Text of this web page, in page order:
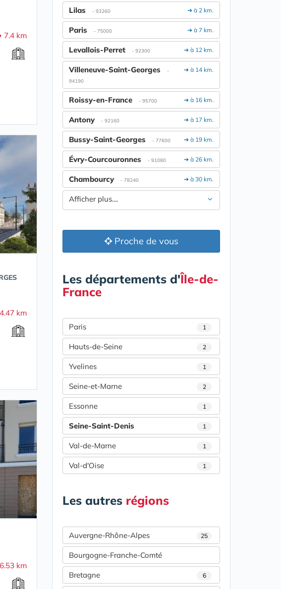
7.4 km
km
km
➔ à 2 km.
Lilas - 93260
➔ à 7 km.
Paris - 75000
➔ à 12 km.
Levallois-Perret - 92300
➔ à 14 km.
Villeneuve-Saint-Georges
-
94190
➔ à 16 km.
Roissy-en-France - 95700
➔ à 17 km.
Antony - 92160
➔ à 19 km.
Bussy-Saint-Georges - 77600
➔ à 26 km.
Évry-Courcouronnes - 91080
➔ à 30 km.
Chambourcy - 78240
Afficher plus....
Proche de vous
Les départements d'Île-de-
France
Paris 1
Hauts-de-Seine 2
Yvelines 1
Seine-et-Marne 2
Essonne 1
Seine-Saint-Denis 1
Val-de-Marne 1
Val-d'Oise 1
Les autres régions
Auvergne-Rhône-Alpes 25
Bourgogne-Franche-Comté
Bretagne 6